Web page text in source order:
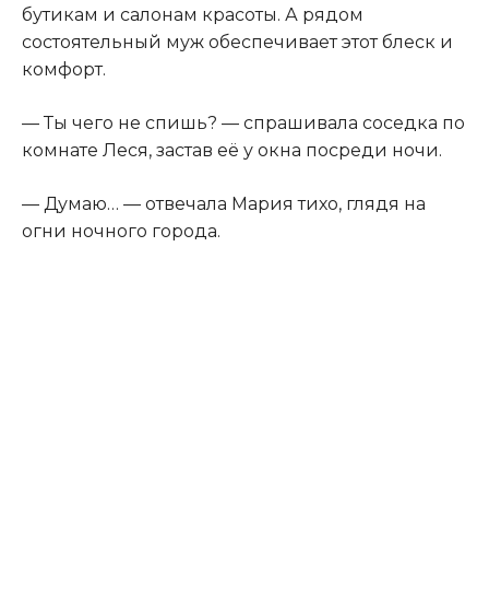
бутикам и салонам красоты. А рядом
состоятельный муж обеспечивает этот блеск и
комфорт.
— Ты чего не спишь? — спрашивала соседка по
комнате Леся, застав её у окна посреди ночи.
— Думаю… — отвечала Мария тихо, глядя на
огни ночного города.